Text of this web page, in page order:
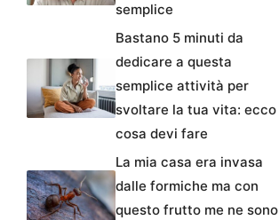
semplice
Bastano 5 minuti da
dedicare a questa
semplice attività per
svoltare la tua vita: ecco
cosa devi fare
La mia casa era invasa
dalle formiche ma con
questo frutto me ne sono